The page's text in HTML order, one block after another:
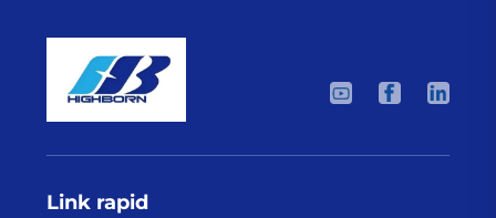
Link rapid